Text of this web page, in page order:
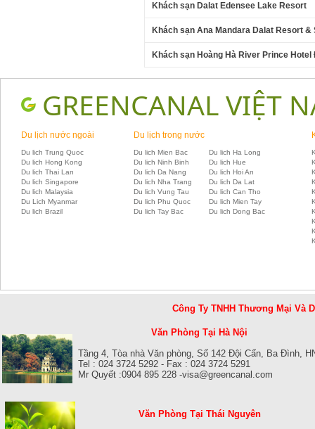
Khách sạn Dalat Edensee Lake Resort
Khách sạn Ana Mandara Dalat Resort &
Khách sạn Hoàng Hà River Prince Hotel
GREENCANAL VIỆT
Du lịch nước ngoài
Du lich Trung Quoc
Du lich Hong Kong
Du lich Thai Lan
Du lich Singapore
Du lich Malaysia
Du Lich Myanmar
Du lich Brazil
Du lịch trong nước
Du lich Mien Bac
Du lich Ha Long
Du lich Ninh Binh
Du lich Hue
Du lich Da Nang
Du lich Hoi An
Du lich Nha Trang
Du lich Da Lat
Du lich Vung Tau
Du lich Can Tho
Du lich Phu Quoc
Du lich Mien Tay
Du lich Tay Bac
Du lich Dong Bac
Công Ty TNHH Thương Mại Và
Văn Phòng Tại Hà Nội
Tầng 4, Tòa nhà Văn phòng, Số 142 Đội Cấn, Ba Đình,
Tel : 024 3724 5292 - Fax : 024 3724 5291
Mr Quyết :0904 895 228 -visa@greencanal.com
Văn Phòng Tại Thái Nguyên